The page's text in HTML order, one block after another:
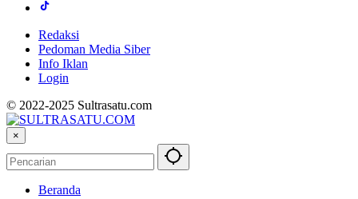
Redaksi
Pedoman Media Siber
Info Iklan
Login
© 2022-2025 Sultrasatu.com
×
Beranda